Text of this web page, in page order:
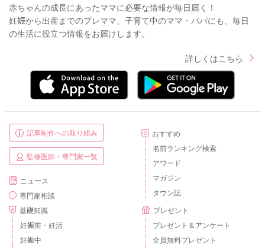
赤ちゃんの成長にあったママに必要な情報が毎日届く！
妊娠から出産までのプレママ、子育て中のママ・パパにも、毎日
の生活に役立つ情報をお届けします。
詳しくはこちら
記事制作への取り組み
監修医師・専門家一覧
ニュース
専門家相談
基礎知識
妊娠前・妊活
妊娠中
おすすめ
名前ランキング検索
アワード
マガジン
タウン誌
プレゼント
プレゼント＆アンケート
全員無料プレゼント